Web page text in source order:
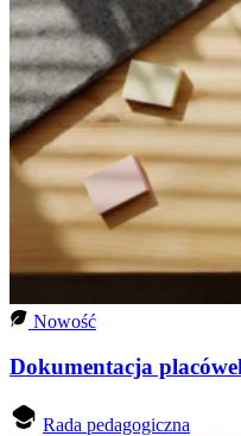
Nowość
Dokumentacja
Rada pedagogiczna